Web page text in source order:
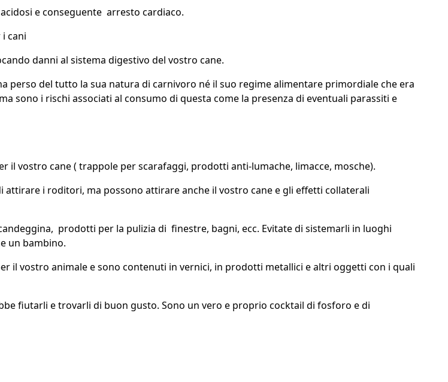
acidosi e conseguente arresto cardiaco.
i cani
danni al sistema digestivo del vostro cane.
perso del tutto la sua natura di carnivoro né il suo regime alimentare primordiale che era
sono i rischi associati al consumo di questa come la presenza di eventuali parassiti e
il vostro cane ( trappole per scarafaggi, prodotti anti-lumache, limacce, mosche).
i roditori, ma possono attirare anche il vostro cane e gli effetti collaterali
prodotti per la pulizia di finestre, bagni, ecc. Evitate di sistemarli in luoghi
un bambino.
il vostro animale e sono contenuti in vernici, in prodotti metallici e altri oggetti con i quali
fiutarli e trovarli di buon gusto. Sono un vero e proprio cocktail di fosforo e di